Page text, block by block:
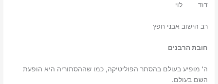
דוד לוי
רב הישוב אבני חפץ
חובת הרבנים
ה' מופיע בעולם בהסתר הפוליטיקה, כמו שההסתוריה היא הופעת
השם בעולם.